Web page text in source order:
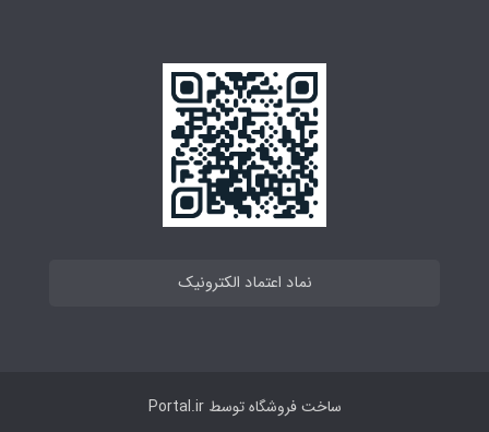
نماد اعتماد الکترونیک
ساخت فروشگاه توسطPortal.ir